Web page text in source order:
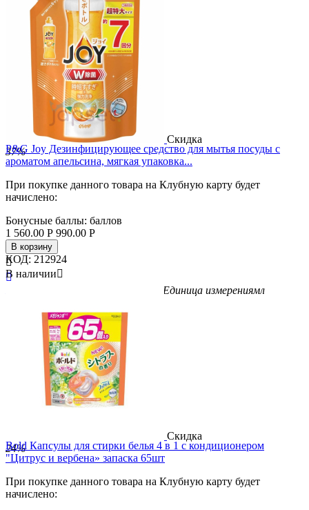
Скидка
37%
P&G Joy Дезинфицирующее средство для мытья посуды с
ароматом апельсина, мягкая упаковка...
При покупке данного товара на Клубную карту будет
начислено:
Бонусные баллы: баллов
1 560.00 Р 990.00 Р
В корзину


Единица измерениямл
КОД: 212924
В наличии
Скидка
24%
Bold Капсулы для стирки белья 4 в 1 с кондиционером
"Цитрус и вербена» запаска 65шт
При покупке данного товара на Клубную карту будет
начислено: